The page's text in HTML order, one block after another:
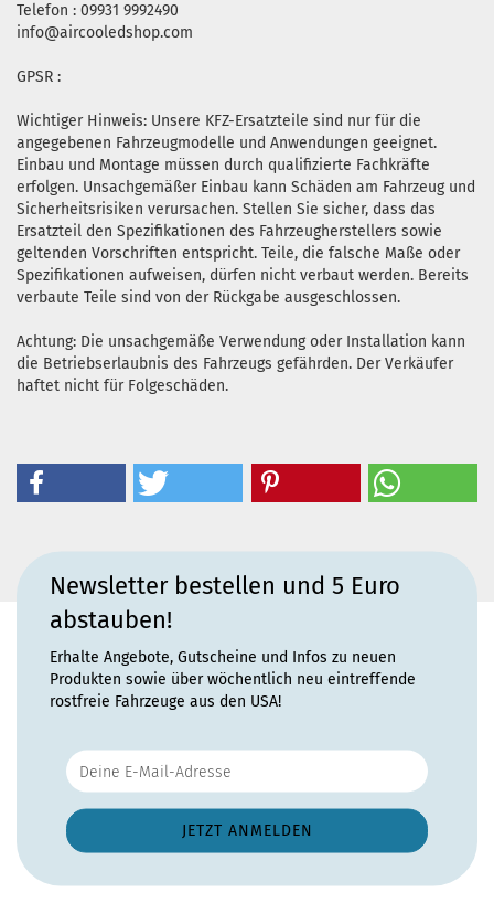
Telefon : 09931 9992490
info@aircooledshop.com
GPSR :
Wichtiger Hinweis: Unsere KFZ-Ersatzteile sind nur für die
angegebenen Fahrzeugmodelle und Anwendungen geeignet.
Einbau und Montage müssen durch qualifizierte Fachkräfte
erfolgen. Unsachgemäßer Einbau kann Schäden am Fahrzeug und
Sicherheitsrisiken verursachen. Stellen Sie sicher, dass das
Ersatzteil den Spezifikationen des Fahrzeugherstellers sowie
geltenden Vorschriften entspricht. Teile, die falsche Maße oder
Spezifikationen aufweisen, dürfen nicht verbaut werden. Bereits
verbaute Teile sind von der Rückgabe ausgeschlossen.
Achtung: Die unsachgemäße Verwendung oder Installation kann
die Betriebserlaubnis des Fahrzeugs gefährden. Der Verkäufer
haftet nicht für Folgeschäden.
Newsletter bestellen und 5 Euro
abstauben!
Erhalte Angebote, Gutscheine und Infos zu neuen
Produkten sowie über wöchentlich neu eintreffende
rostfreie Fahrzeuge aus den USA!